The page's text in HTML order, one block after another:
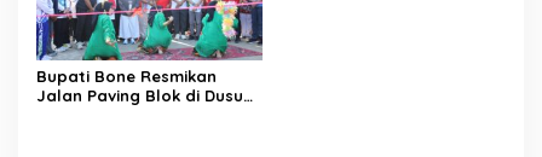
Bupati Bone Resmikan
Jalan Paving Blok di Dusun